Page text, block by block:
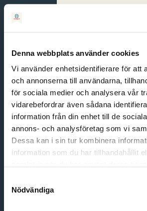
Denna webbplats använder cookies
Vi använder enhetsidentifierare för att
och annonserna till användarna,
för sociala medier och analysera vår
vidarebefordrar även sådana
information från din enhet till de
annons- och analysföretag som vi
Dessa kan i sin tur kombinera
information som du har tillhandahållit
Nödvändiga
Email address